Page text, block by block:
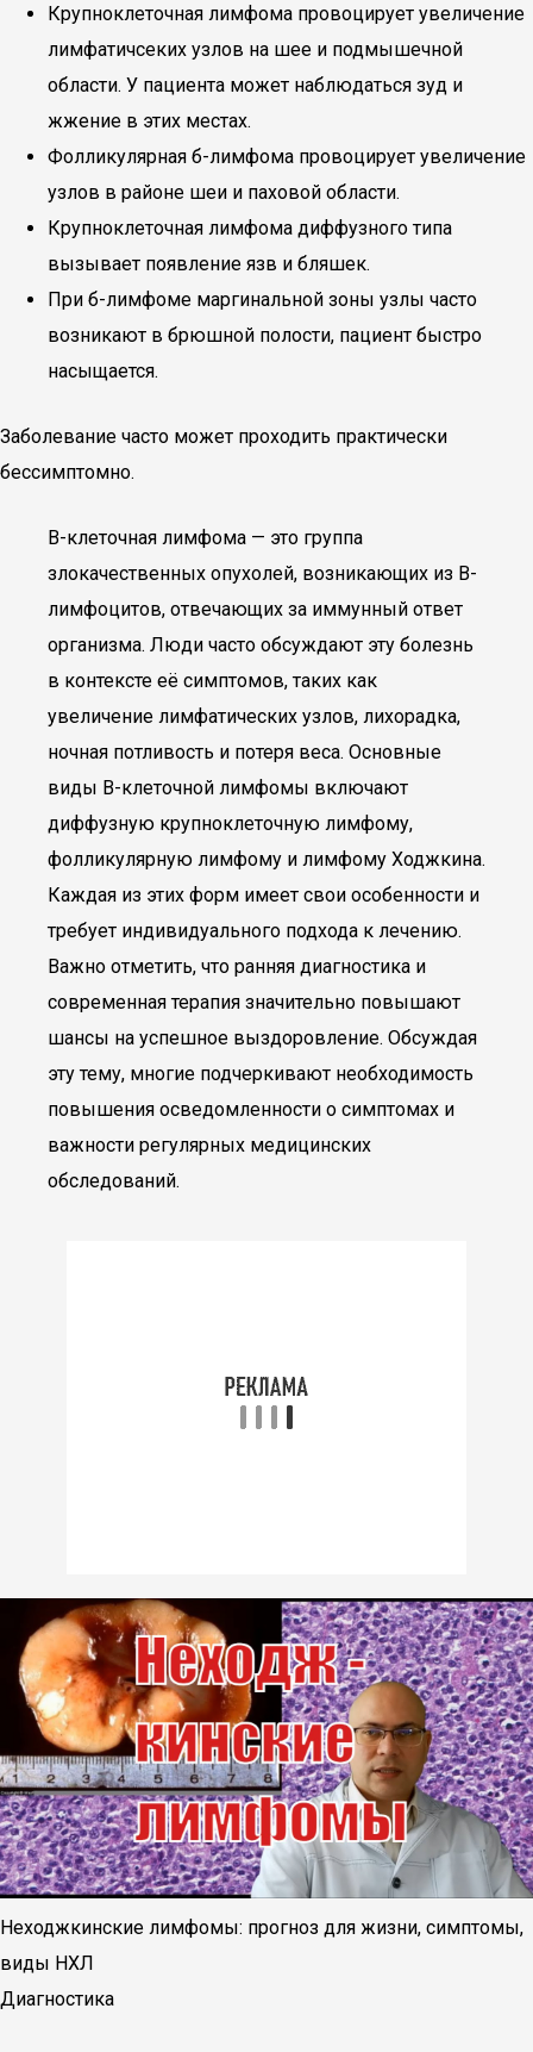
Крупноклеточная лимфома провоцирует увеличение
лимфатичсеких узлов на шее и подмышечной
области. У пациента может наблюдаться зуд и
жжение в этих местах.
Фолликулярная б-лимфома провоцирует увеличение
узлов в районе шеи и паховой области.
Крупноклеточная лимфома диффузного типа
вызывает появление язв и бляшек.
При б-лимфоме маргинальной зоны узлы часто
возникают в брюшной полости, пациент быстро
насыщается.
Заболевание часто может проходить практически
бессимптомно.
В-клеточная лимфома — это группа
злокачественных опухолей, возникающих из В-
лимфоцитов, отвечающих за иммунный ответ
организма. Люди часто обсуждают эту болезнь
в контексте её симптомов, таких как
увеличение лимфатических узлов, лихорадка,
ночная потливость и потеря веса. Основные
виды В-клеточной лимфомы включают
диффузную крупноклеточную лимфому,
фолликулярную лимфому и лимфому Ходжкина.
Каждая из этих форм имеет свои особенности и
требует индивидуального подхода к лечению.
Важно отметить, что ранняя диагностика и
современная терапия значительно повышают
шансы на успешное выздоровление. Обсуждая
эту тему, многие подчеркивают необходимость
повышения осведомленности о симптомах и
важности регулярных медицинских
обследований.
Неходжкинские лимфомы: прогноз для жизни, симптомы,
виды НХЛ
Диагностика